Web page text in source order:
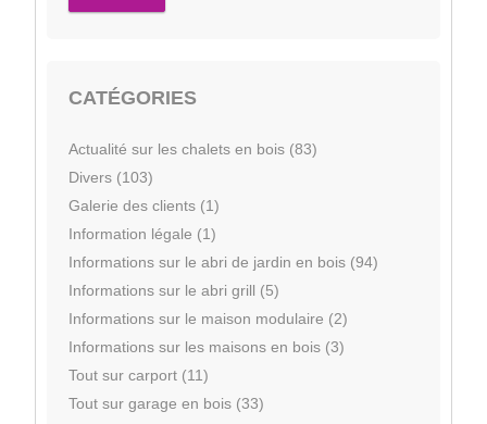
CATÉGORIES
Actualité sur les chalets en bois (83)
Divers (103)
Galerie des clients (1)
Information légale (1)
Informations sur le abri de jardin en bois (94)
Informations sur le abri grill (5)
Informations sur le maison modulaire (2)
Informations sur les maisons en bois (3)
Tout sur carport (11)
Tout sur garage en bois (33)